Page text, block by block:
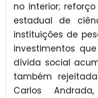
no interior;
estadual de
instituições de
investimentos
dívida social
também
Carlos